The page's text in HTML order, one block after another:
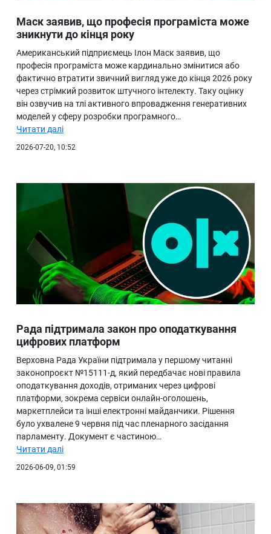
Маск заявив, що професія програміста може
зникнути до кінця року
Американський підприємець Ілон Маск заявив, що
професія програміста може кардинально змінитися або
фактично втратити звичний вигляд уже до кінця 2026 року
через стрімкий розвиток штучного інтелекту. Таку оцінку
він озвучив на тлі активного впровадження генеративних
моделей у сферу розробки програмного…
Читати далі
2026-07-20, 10:52
Рада підтримала закон про оподаткування
цифрових платформ
Верховна Рада України підтримала у першому читанні
законопроєкт №15111-д, який передбачає нові правила
оподаткування доходів, отриманих через цифрові
платформи, зокрема сервіси онлайн-оголошень,
маркетплейси та інші електронні майданчики. Рішення
було ухвалене 9 червня під час пленарного засідання
парламенту. Документ є частиною…
Читати далі
2026-06-09, 01:59